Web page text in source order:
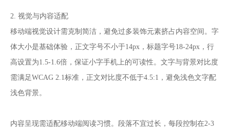
2. 视觉与内容适配
移动端视觉设计需克制简洁，避免过多装饰元素挤占内容空间。字
体大小是基础体验，正文字号不小于14px，标题字号18-24px，行
高设置为1.5-1.6倍，保证小字手机上的可读性。文字与背景对比度
需满足WCAG 2.1标准，正文对比度不低于4.5:1，避免浅色文字配
浅色背景。
内容呈现需适配移动端阅读习惯。段落不宜过长，每段控制在2-3